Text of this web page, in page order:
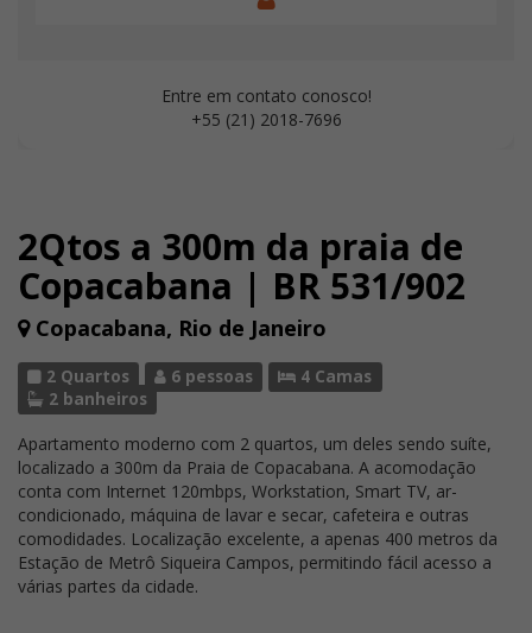
2Qtos a 300m da praia de
Copacabana | BR 531/902
Copacabana, Rio de Janeiro
2 Quartos 6 pessoas
4 Camas
2 banheiros
Apartamento moderno com 2 quartos, um deles sendo suíte,
localizado a 300m da Praia de Copacabana. A acomodação
conta com Internet 120mbps, Workstation, Smart TV, ar-
condicionado, máquina de lavar e secar, cafeteira e outras
comodidades. Localização excelente, a apenas 400 metros da
Estação de Metrô Siqueira Campos, permitindo fácil acesso a
várias partes da cidade.
Entre em contato conosco!
+55 (21) 2018-7696